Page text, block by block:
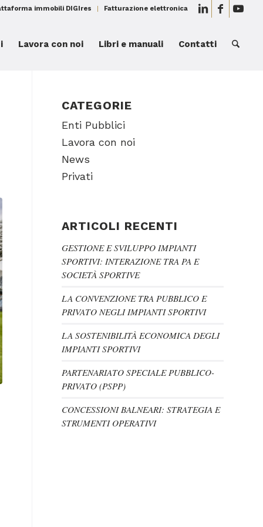
immobili DIGIres Fatturazione elettronica
Lavora con noi Libri e manuali Contatti
CATEGORIE
Enti Pubblici
Lavora con noi
News
Privati
ARTICOLI RECENTI
GESTIONE E SVILUPPO IMPIANTI
SPORTIVI: INTERAZIONE TRA PA E
SOCIETÀ SPORTIVE
LA CONVENZIONE TRA PUBBLICO E
PRIVATO NEGLI IMPIANTI SPORTIVI
LA SOSTENIBILITÀ ECONOMICA DEGLI
IMPIANTI SPORTIVI
PARTENARIATO SPECIALE PUBBLICO-
PRIVATO (PSPP)
CONCESSIONI BALNEARI: STRATEGIA E
STRUMENTI OPERATIVI